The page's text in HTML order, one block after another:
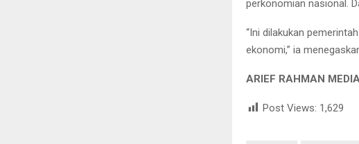
perkonomian nasional.
“Ini dilakukan
ekonomi,” ia
ARIEF RAHMAN
Post Views: 1,629